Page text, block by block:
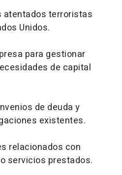
atentados terroristas
Unidos.
para gestionar
de capital
de deuda y
existentes.
relacionados con
servicios prestados.